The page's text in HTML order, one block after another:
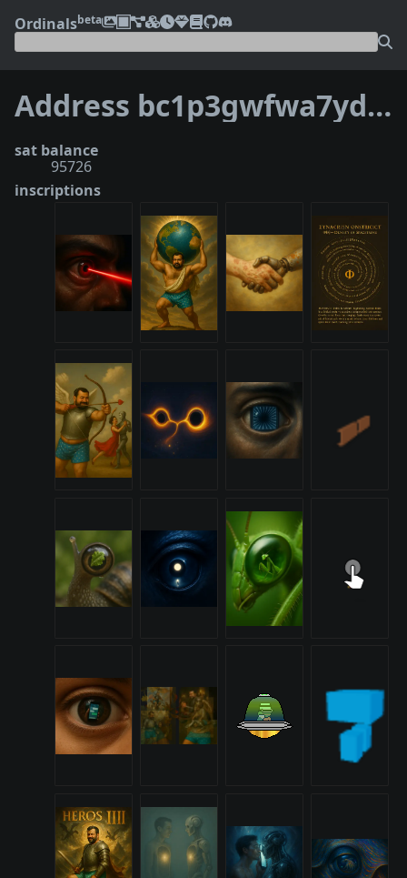
Ordinalsbeta
Address bc1p3gwfwa7ydtc3rz2tmacrggwt3x7ht8wzu75dflp5emgefg8ft97qfcr0wm
sat balance
95726
inscriptions